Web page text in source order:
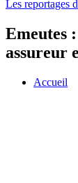
Les reportages
Emeutes
assureur
Accueil